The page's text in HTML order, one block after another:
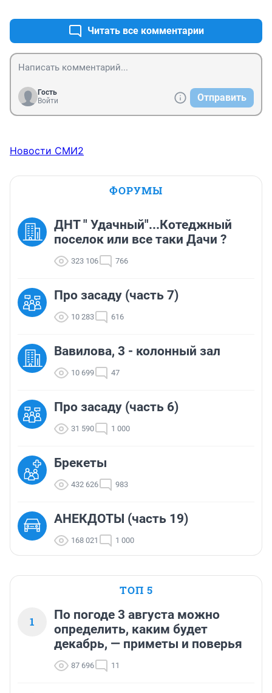
Читать все комментарии
Гость
Войти
Отправить
Новости СМИ2
ФОРУМЫ
ДНТ " Удачный"...Котеджный
поселок или все таки Дачи ?
323 106 766
Про засаду (часть 7)
10 283 616
Вавилова, 3 - колонный зал
10 699 47
Про засаду (часть 6)
31 590 1 000
Брекеты
432 626 983
АНЕКДОТЫ (часть 19)
168 021 1 000
ТОП 5
1
По погоде 3 августа можно
определить, каким будет
декабрь, — приметы и поверья
87 696 11